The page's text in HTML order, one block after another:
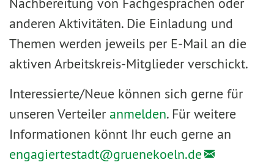
anderen Aktivitäten. Die Einladung und
Themen werden jeweils per E-Mail an die
aktiven Arbeitskreis-Mitglieder verschickt.
Interessierte/Neue können sich gerne für
unseren Verteiler anmelden. Für weitere
Informationen könnt Ihr euch gerne an
engagiertestadt@gruenekoeln.de